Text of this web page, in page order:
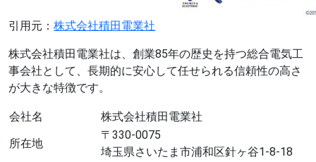
引用元： 株式会社積田電業社
株式会社積田電業社は、創業85年の歴史を持つ総合電気工
事会社として、長期的に安心して任せられる信頼性の高さ
が大きな特徴です。
会社名
株式会社積田電業社
所在地
〒330-0075
埼玉県さいたま市浦和区針ヶ谷1-8-18